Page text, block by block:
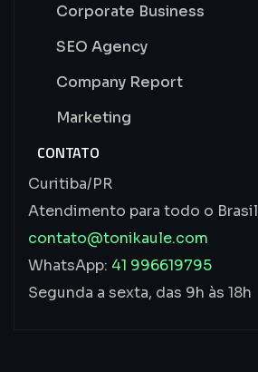
Corporate Business
SEO Agency
Company Report
Marketing
CONTATO
Curitiba/PR
Atendimento para todo o Brasil
contato@tonikaule.com
WhatsApp: 41 996619795
Segunda a sexta, das 9h às 18h